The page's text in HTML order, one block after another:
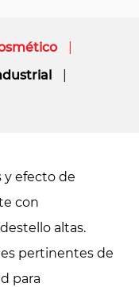
y efecto de
con
altas.
pertinentes de
para